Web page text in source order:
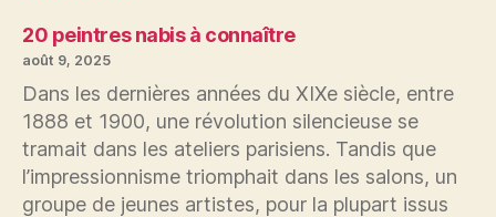
peintres
connaître
20 peintres nabis à connaître
août 9, 2025
Dans les dernières années du XIXe siècle, entre
1888 et 1900, une révolution silencieuse se
tramait dans les ateliers parisiens. Tandis que
l’impressionnisme triomphait dans les salons, un
groupe de jeunes artistes, pour la plupart issus